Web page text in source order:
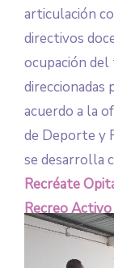
articulación
directivos
ocupación del
direccionadas
acuerdo a la
de Deporte y
se desarrolla
Recréate
Recreo Activo